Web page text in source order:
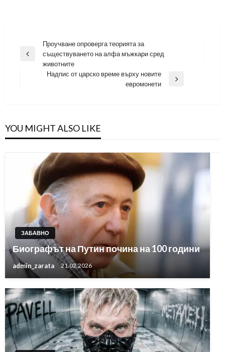
Навигация
Previous
Проучване опроверга теорията за
съществуването на алфа мъжкари сред
животните
Надпис от царско време върху новите
евромонети
YOU MIGHT ALSO LIKE
ЗАБАВНО
Биографът на Путин почина на 100 години
admin_zarata 21.02.2026